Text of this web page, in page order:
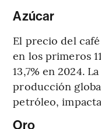
Azúcar
El precio del
en los primeros
13,7% en 2024.
producción
petróleo,
Oro